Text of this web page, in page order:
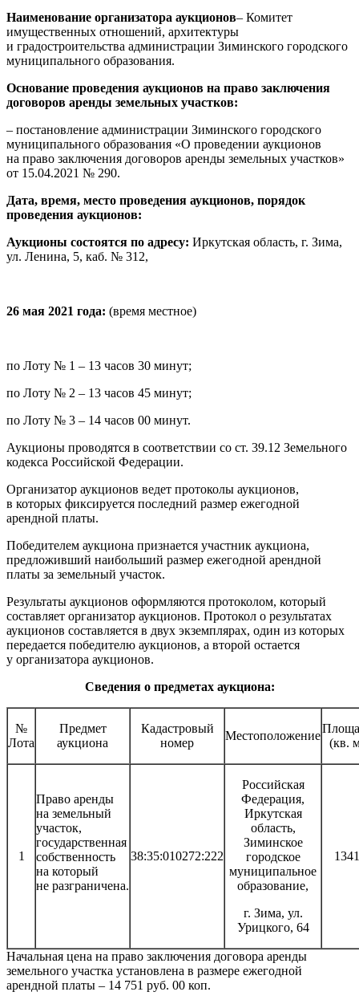
Наименование организатора аукционов– Комитет
имущественных отношений, архитектуры
и градостроительства администрации Зиминского городского
муниципального образования.
Основание проведения аукционов на право заключения
договоров аренды земельных участков:
– постановление администрации Зиминского городского
муниципального образования «О проведении аукционов
на право заключения договоров аренды земельных участков»
от 15.04.2021 № 290.
Дата, время, место проведения аукционов, порядок
проведения аукционов:
Аукционы состоятся по адресу: Иркутская область, г. Зима,
ул. Ленина, 5, каб. № 312,
26 мая 2021 года: (время местное)
по Лоту № 1 – 13 часов 30 минут;
по Лоту № 2 – 13 часов 45 минут;
по Лоту № 3 – 14 часов 00 минут.
Аукционы проводятся в соответствии со ст. 39.12 Земельного
кодекса Российской Федерации.
Организатор аукционов ведет протоколы аукционов,
в которых фиксируется последний размер ежегодной
арендной платы.
Победителем аукциона признается участник аукциона,
предложивший наибольший размер ежегодной арендной
платы за земельный участок.
Результаты аукционов оформляются протоколом, который
составляет организатор аукционов. Протокол о результатах
аукционов составляется в двух экземплярах, один из которых
передается победителю аукционов, а второй остается
у организатора аукционов.
Сведения о предметах аукциона:
№
Лота
Предмет
аукциона
Кадастровый
номер
Местоположение
(кв.
1
Право аренды
на земельный
участок,
государственная
собственность
на который
не разграничена.
38:35:010272:222
Российская
Федерация,
Иркутская
область,
Зиминское
городское
муниципальное
образование,
г. Зима, ул.
Урицкого, 64
1341
Начальная цена на право заключения договора аренды
земельного участка установлена в размере ежегодной
арендной платы – 14 751 руб. 00 коп.